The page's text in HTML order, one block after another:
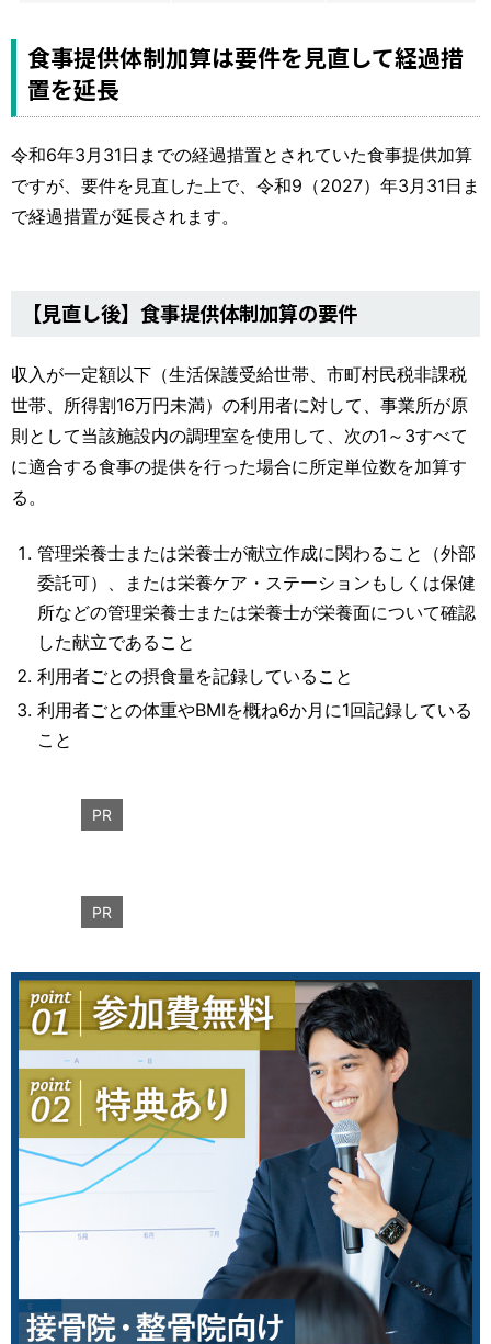
食事提供体制加算は要件を見直して経過措
置を延長
令和6年3月31日までの経過措置とされていた食事提供加算
ですが、要件を見直した上で、令和9（2027）年3月31日ま
で経過措置が延長されます。
【見直し後】食事提供体制加算の要件
収入が一定額以下（生活保護受給世帯、市町村民税非課税
世帯、所得割16万円未満）の利用者に対して、事業所が原
則として当該施設内の調理室を使用して、次の1～3すべて
に適合する食事の提供を行った場合に所定単位数を加算す
る。
管理栄養士または栄養士が献立作成に関わること（外部
委託可）、または栄養ケア・ステーションもしくは保健
所などの管理栄養士または栄養士が栄養面について確認
した献立であること
利用者ごとの摂食量を記録していること
利用者ごとの体重やBMIを概ね6か月に1回記録している
こと
PR
PR